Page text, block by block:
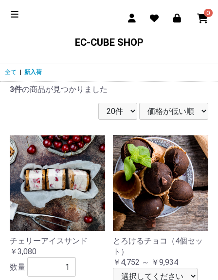
0
EC-CUBE SHOP
全て 新入荷
3件の商品が見つかりました
チェリーアイスサンド
￥3,080
数量
とろけるチョコ（4個セッ
ト）
￥4,752 ～ ￥9,934